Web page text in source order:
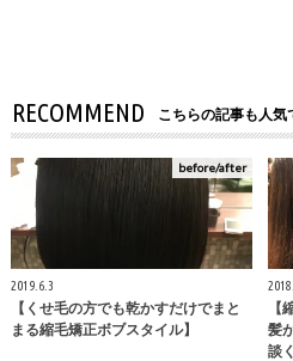
RECOMMEND こちらの記事も人気
before/after
2019.6.3
【くせ毛の方でも乾かすだけでまと
まる縮毛矯正ボブスタイル】
【
髪
談